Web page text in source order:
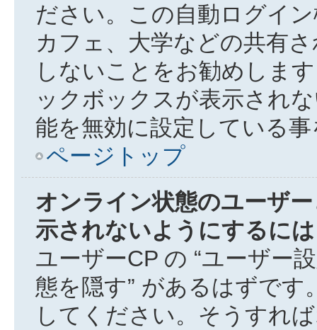
ださい。この自動ログイ
カフェ、大学などの共有
しないことをお勧めしま
ックボックスが表示され
能を無効に設定している
ページトップ
オンライン状態のユーザ
示されないようにするに
ユーザーCP の “ユーザー
態を隠す” があるはずです
してください。そうすれ